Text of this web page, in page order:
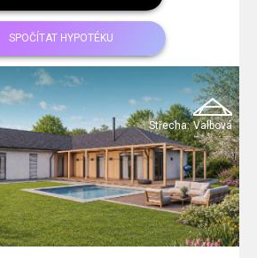
SPOČÍTAT HYPOTÉKU
Střecha: Valbová